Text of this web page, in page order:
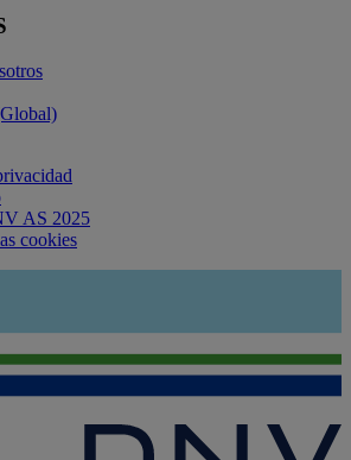
AS 2025
cookies